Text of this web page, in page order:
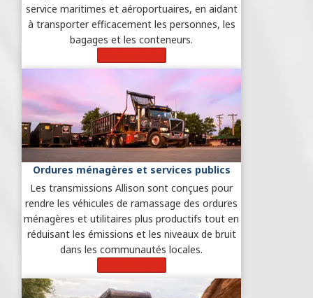
service maritimes et aéroportuaires, en aidant
à transporter efficacement les personnes, les
bagages et les conteneurs.
Ordures ménagères et services publics
Les transmissions Allison sont conçues pour
rendre les véhicules de ramassage des ordures
ménagères et utilitaires plus productifs tout en
réduisant les émissions et les niveaux de bruit
dans les communautés locales.